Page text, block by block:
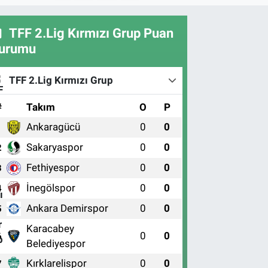
TFF 2.Lig Kırmızı Grup Puan
TFF 2.Lig Kırmızı Grup
Takım O P
Ankaragücü 0 0
Sakaryaspor 0 0
Fethiyespor 0 0
İnegölspor 0 0
Ankara Demirspor 0 0
Karacabey
Belediyespor
0 0
Kırklarelispor 0 0